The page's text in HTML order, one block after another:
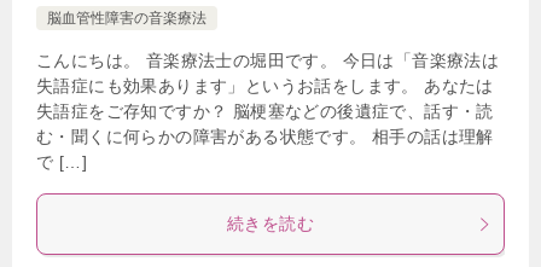
脳血管性障害の音楽療法
こんにちは。 音楽療法士の堀田です。 今日は「音楽療法は
失語症にも効果あります」というお話をします。 あなたは
失語症をご存知ですか？ 脳梗塞などの後遺症で、話す・読
む・聞くに何らかの障害がある状態です。 相手の話は理解
で […]
続きを読む